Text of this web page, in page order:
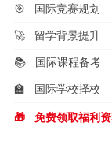
🎯 国际竞赛规划
🚀 留学背景提升
📚 国际课程备考
🏫 国际学校择校
🎁 免费领取福利